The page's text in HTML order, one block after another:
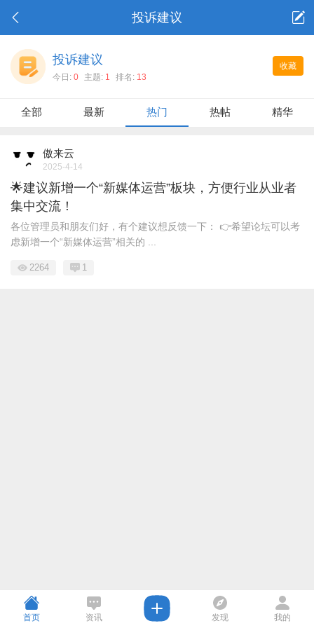
投诉建议
收藏
投诉建议
今日: 0 主题: 1 排名: 13
全部 最新 热门 热帖 精华
傲来云
2025-4-14
🌟建议新增一个“新媒体运营”板块，方便行业从业者
集中交流！
各位管理员和朋友们好，有个建议想反馈一下： 👉希望论坛可以考
虑新增一个“新媒体运营”相关的 ...
2264 1
首页 资讯 发现 我的